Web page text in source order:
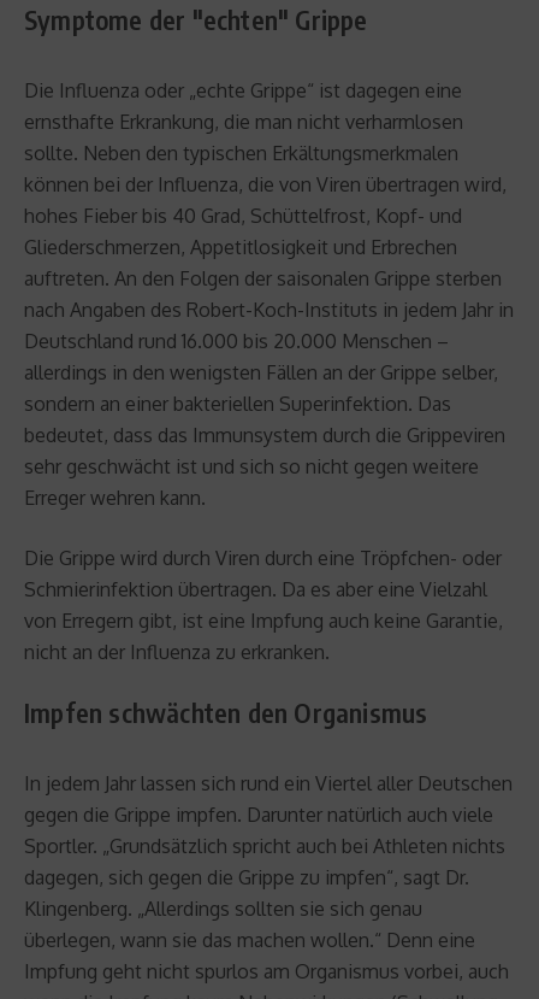
Symptome der "echten" Grippe
Die Influenza oder „echte Grippe“ ist dagegen eine
ernsthafte Erkrankung, die man nicht verharmlosen
sollte. Neben den typischen Erkältungsmerkmalen
können bei der Influenza, die von Viren übertragen wird,
hohes Fieber bis 40 Grad, Schüttelfrost, Kopf- und
Gliederschmerzen, Appetitlosigkeit und Erbrechen
auftreten. An den Folgen der saisonalen Grippe sterben
nach Angaben des Robert-Koch-Instituts in jedem Jahr in
Deutschland rund 16.000 bis 20.000 Menschen –
allerdings in den wenigsten Fällen an der Grippe selber,
sondern an einer bakteriellen Superinfektion. Das
bedeutet, dass das Immunsystem durch die Grippeviren
sehr geschwächt ist und sich so nicht gegen weitere
Erreger wehren kann.
Die Grippe wird durch Viren durch eine Tröpfchen- oder
Schmierinfektion übertragen. Da es aber eine Vielzahl
von Erregern gibt, ist eine Impfung auch keine Garantie,
nicht an der Influenza zu erkranken.
Impfen schwächten den Organismus
In jedem Jahr lassen sich rund ein Viertel aller Deutschen
gegen die Grippe impfen. Darunter natürlich auch viele
Sportler. „Grundsätzlich spricht auch bei Athleten nichts
dagegen, sich gegen die Grippe zu impfen“, sagt Dr.
Klingenberg. „Allerdings sollten sie sich genau
überlegen, wann sie das machen wollen.“ Denn eine
Impfung geht nicht spurlos am Organismus vorbei, auch